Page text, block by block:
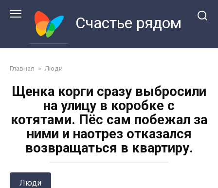
Счастье рядом
Главная » Люди
Щенка корги сразу выбросили
на улицу в коробке с
котятами. Пёс сам побежал за
ними и наотрез отказался
возвращаться в квартиру.
Люди